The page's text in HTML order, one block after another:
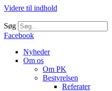
Videre til indhold
Søg
Facebook
Nyheder
Om os
Om PK
Bestyrelsen
Referater